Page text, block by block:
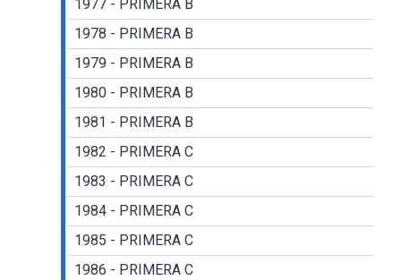
1977 - PRIMERA B
1978 - PRIMERA B
1979 - PRIMERA B
1980 - PRIMERA B
1981 - PRIMERA B
1982 - PRIMERA C
1983 - PRIMERA C
1984 - PRIMERA C
1985 - PRIMERA C
1986 - PRIMERA C